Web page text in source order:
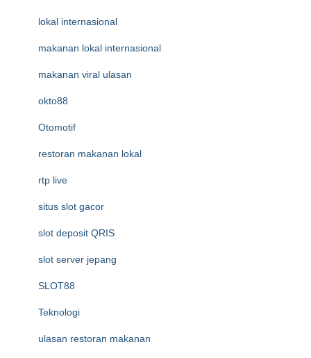
lokal internasional
makanan lokal internasional
makanan viral ulasan
okto88
Otomotif
restoran makanan lokal
rtp live
situs slot gacor
slot deposit QRIS
slot server jepang
SLOT88
Teknologi
ulasan restoran makanan